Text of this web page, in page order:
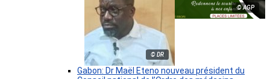
© AGP
© DR
Gabon: Dr Maël Eteno nouveau président du